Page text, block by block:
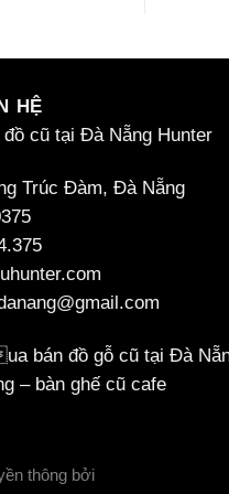
HỆ
cũ tại Đà Nẵng Hunter
Trúc Đàm, Đà Nẵng
bán đồ gỗ cũ tại Đà
– bàn ghế cũ cafe
thông bởi